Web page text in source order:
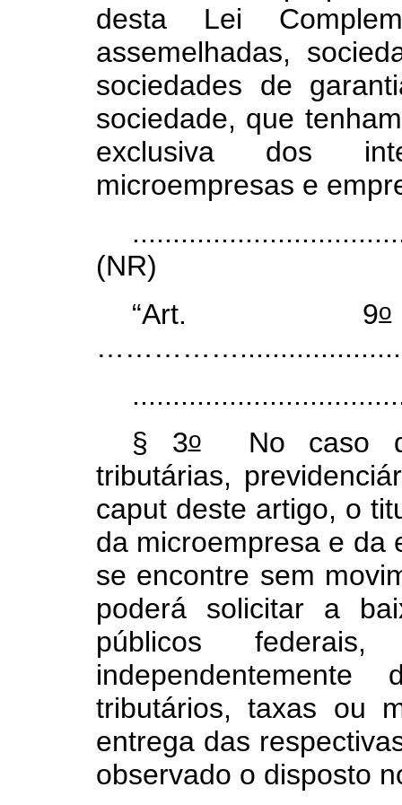
desta Lei
assemelhadas,
sociedades de
sociedade, que
exclusiva dos
microempresas e
(NR)
“Art. 9o
§ 3oNo caso de
tributárias,
caput deste artigo, o
da microempresa e da
se encontre sem
poderá solicitar a
públicos
tributários, taxas ou
entrega das
observado o disposto